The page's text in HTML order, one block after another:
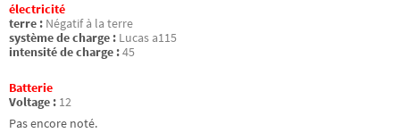
électricité
terre : Négatif à la terre
système de charge : Lucas a115
intensité de charge :45
Batterie
Voltage : 12
Pas encore noté.